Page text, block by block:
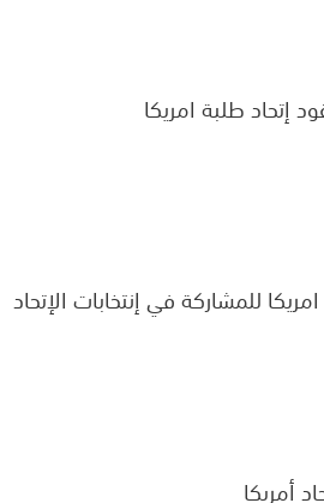
إتحاد طلبة امريكا
للمشاركة في إنتخابات الإتحاد
أمريكا